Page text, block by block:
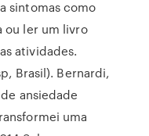
sintomas como
ou ler um livro
atividades.
Brasil). Bernardi,
ansiedade
uma